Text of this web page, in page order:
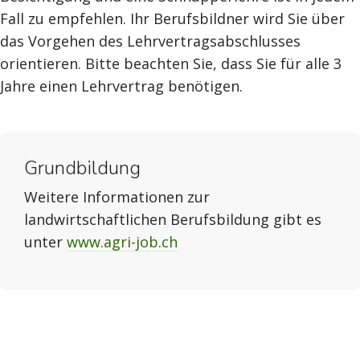
Fall zu empfehlen. Ihr Berufsbildner wird Sie über
das Vorgehen des Lehrvertragsabschlusses
orientieren. Bitte beachten Sie, dass Sie für alle 3
Jahre einen Lehrvertrag benötigen.
Grundbildung
Weitere Informationen zur
landwirtschaftlichen Berufsbildung gibt es
unter www.agri-job.ch